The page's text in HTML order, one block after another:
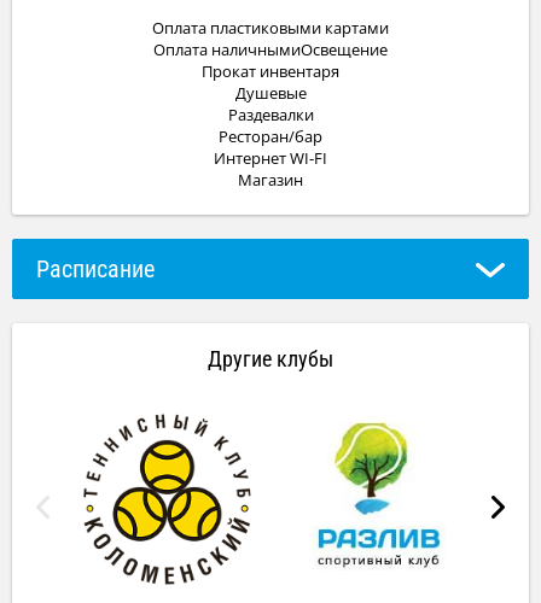
Оплата пластиковыми картами
Оплата наличнымиОсвещение
Прокат инвентаря
Душевые
Раздевалки
Ресторан/бар
Интернет WI-FI
Магазин
Расписание
Другие клубы